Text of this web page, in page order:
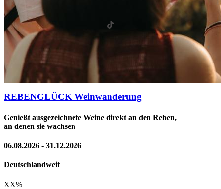
REBENGLÜCK Weinwanderung
Genießt ausgezeichnete Weine direkt an den Reben,
an denen sie wachsen
06.08.2026 - 31.12.2026
Deutschlandweit
XX%